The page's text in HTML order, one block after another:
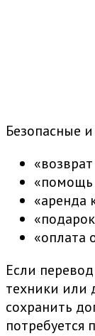
Безопасные
«помощь
«аренда
«оплата
Если
техники или
сохранить
потребуется